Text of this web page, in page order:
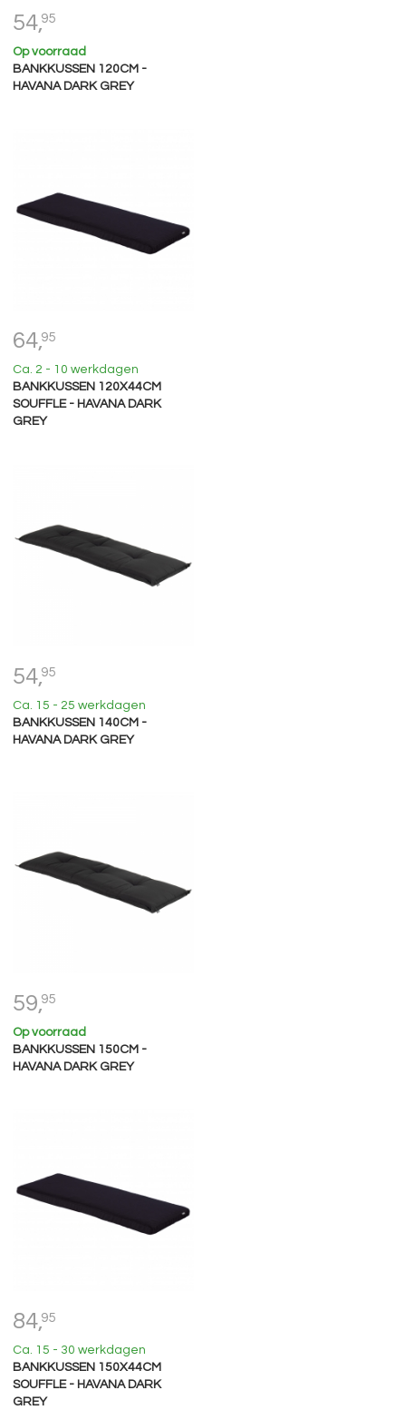
54,95
Op voorraad
BANKKUSSEN 120CM -
HAVANA DARK GREY
64,95
Ca. 2 - 10 werkdagen
BANKKUSSEN 120X44CM
SOUFFLE - HAVANA DARK
GREY
54,95
Ca. 15 - 25 werkdagen
BANKKUSSEN 140CM -
HAVANA DARK GREY
59,95
Op voorraad
BANKKUSSEN 150CM -
HAVANA DARK GREY
84,95
Ca. 15 - 30 werkdagen
BANKKUSSEN 150X44CM
SOUFFLE - HAVANA DARK
GREY